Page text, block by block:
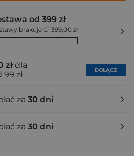
od 399 zł
brakuje Ci 399,00 zł
zł dla
zł
DOŁĄCZ
za 30 dni
za 30 dni